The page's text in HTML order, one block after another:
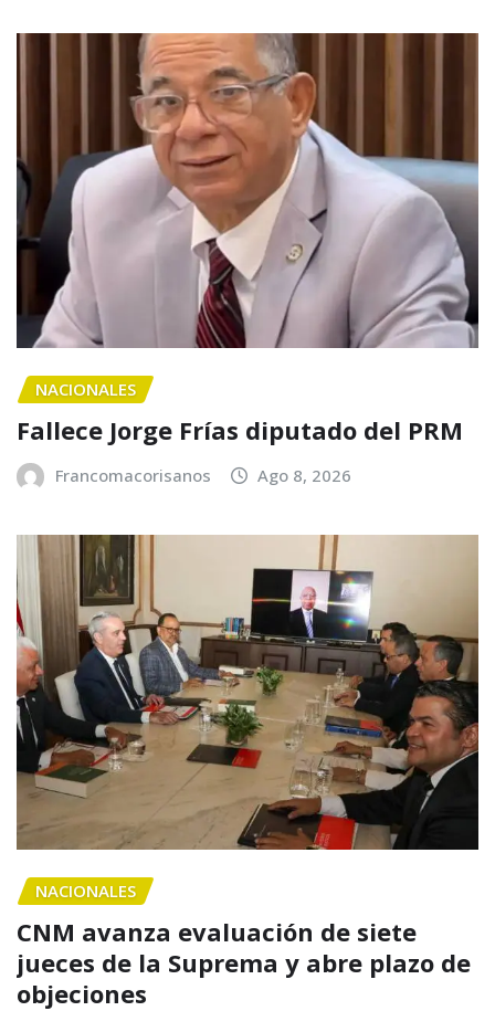
NACIONALES
Fallece Jorge Frías diputado del PRM
Francomacorisanos Ago 8, 2026
NACIONALES
CNM avanza evaluación de siete
jueces de la Suprema y abre plazo de
objeciones